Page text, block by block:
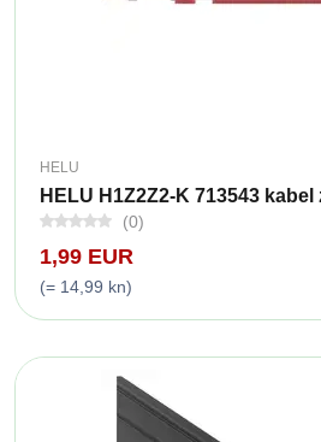
HELU
HELU H1Z2Z2-K 713543
(0)
1,99 EUR
(= 14,99 kn)